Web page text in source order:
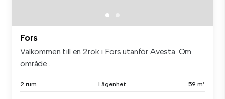
Fors
Välkommen till en 2rok i Fors utanför Avesta. Om
område...
2 rum Lägenhet 59 m²